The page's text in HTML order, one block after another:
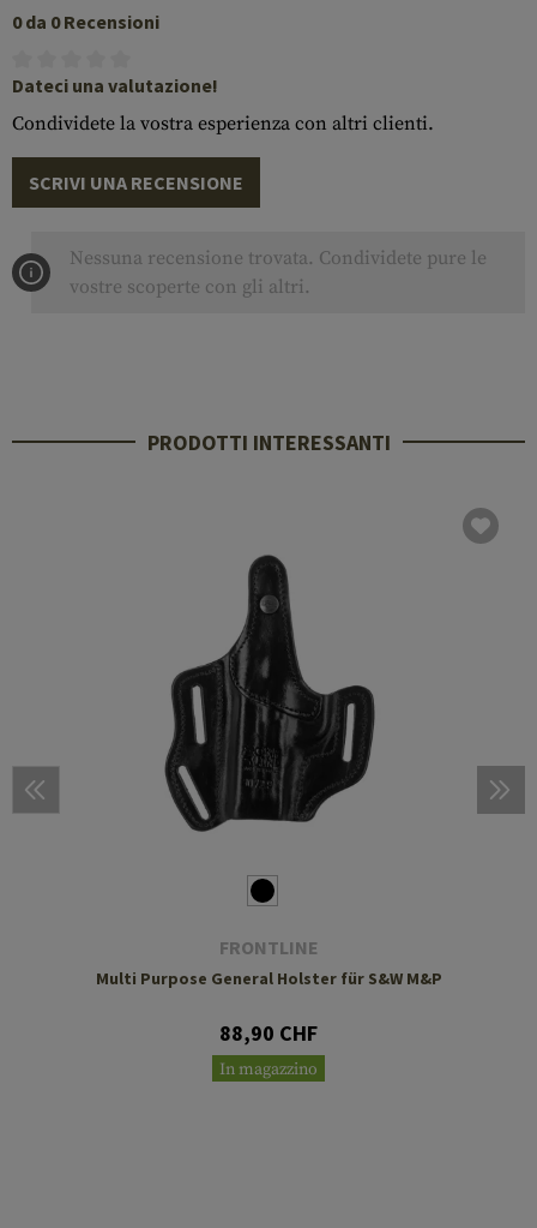
0 da 0 Recensioni
Dateci una valutazione!
Condividete la vostra esperienza con altri clienti.
SCRIVI UNA RECENSIONE
Nessuna recensione trovata. Condividete pure le
vostre scoperte con gli altri.
PRODOTTI INTERESSANTI
FRONTLINE
Multi Purpose General Holster für S&W M&P
88,90 CHF
In magazzino